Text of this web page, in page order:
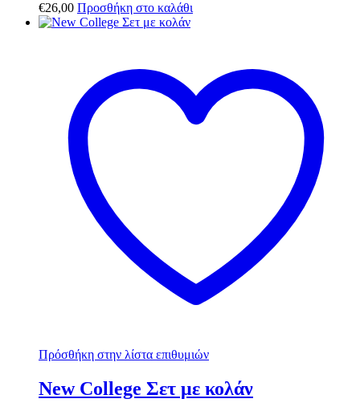
€26,00 Προσθήκη στο καλάθι
Πρόσθήκη στην λίστα επιθυμιών
New College Σετ με κολάν